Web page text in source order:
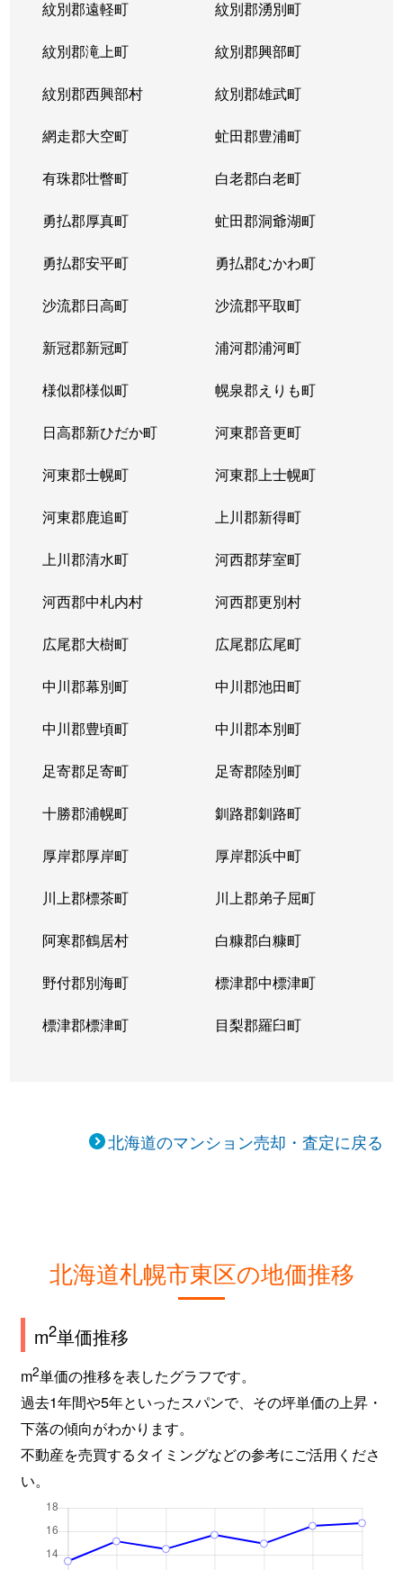
紋別郡遠軽町 紋別郡湧別町
紋別郡滝上町 紋別郡興部町
紋別郡西興部村 紋別郡雄武町
網走郡大空町 虻田郡豊浦町
有珠郡壮瞥町 白老郡白老町
勇払郡厚真町 虻田郡洞爺湖町
勇払郡安平町 勇払郡むかわ町
沙流郡日高町 沙流郡平取町
新冠郡新冠町 浦河郡浦河町
様似郡様似町 幌泉郡えりも町
日高郡新ひだか町 河東郡音更町
河東郡士幌町 河東郡上士幌町
河東郡鹿追町 上川郡新得町
上川郡清水町 河西郡芽室町
河西郡中札内村 河西郡更別村
広尾郡大樹町 広尾郡広尾町
中川郡幕別町 中川郡池田町
中川郡豊頃町 中川郡本別町
足寄郡足寄町 足寄郡陸別町
十勝郡浦幌町 釧路郡釧路町
厚岸郡厚岸町 厚岸郡浜中町
川上郡標茶町 川上郡弟子屈町
阿寒郡鶴居村 白糠郡白糠町
野付郡別海町 標津郡中標津町
標津郡標津町 目梨郡羅臼町
北海道のマンション売却・査定に戻る
北海道札幌市東区の地価推移
m2単価推移
m2単価の推移を表したグラフです。
過去1年間や5年といったスパンで、その坪単価の上昇・
下落の傾向がわかります。
不動産を売買するタイミングなどの参考にご活用くださ
い。